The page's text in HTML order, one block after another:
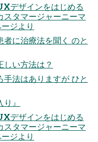
デザインをはじめる
スタマージャーニーマ
ジより
に治療法を聞く のと
しい方法は？
法はありますが ひと
』
デザインをはじめる
スタマージャーニーマ
ジより